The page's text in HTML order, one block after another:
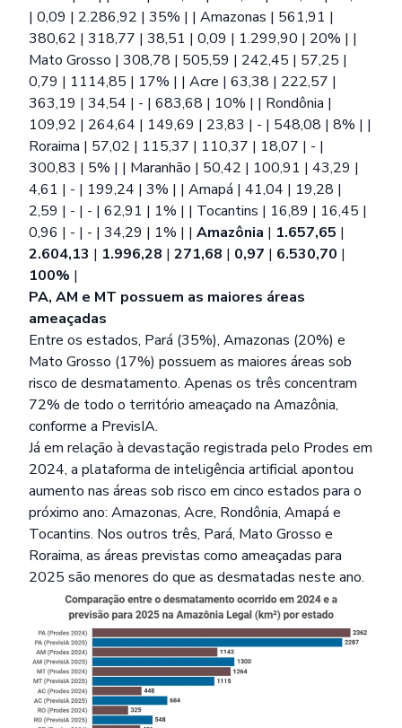
| 0,09 | 2.286,92 | 35% | | Amazonas | 561,91 |
380,62 | 318,77 | 38,51 | 0,09 | 1.299,90 | 20% | |
Mato Grosso | 308,78 | 505,59 | 242,45 | 57,25 |
0,79 | 1114,85 | 17% | | Acre | 63,38 | 222,57 |
363,19 | 34,54 | - | 683,68 | 10% | | Rondônia |
109,92 | 264,64 | 149,69 | 23,83 | - | 548,08 | 8% | |
Roraima | 57,02 | 115,37 | 110,37 | 18,07 | - |
300,83 | 5% | | Maranhão | 50,42 | 100,91 | 43,29 |
4,61 | - | 199,24 | 3% | | Amapá | 41,04 | 19,28 |
2,59 | - | - | 62,91 | 1% | | Tocantins | 16,89 | 16,45 |
0,96 | - | - | 34,29 | 1% | | Amazônia | 1.657,65 |
2.604,13 | 1.996,28 | 271,68 | 0,97 | 6.530,70 |
100% |
PA, AM e MT possuem as maiores áreas
ameaçadas
Entre os estados, Pará (35%), Amazonas (20%) e
Mato Grosso (17%) possuem as maiores áreas sob
risco de desmatamento. Apenas os três concentram
72% de todo o território ameaçado na Amazônia,
conforme a PrevisIA.
Já em relação à devastação registrada pelo Prodes em
2024, a plataforma de inteligência artificial apontou
aumento nas áreas sob risco em cinco estados para o
próximo ano: Amazonas, Acre, Rondônia, Amapá e
Tocantins. Nos outros três, Pará, Mato Grosso e
Roraima, as áreas previstas como ameaçadas para
2025 são menores do que as desmatadas neste ano.